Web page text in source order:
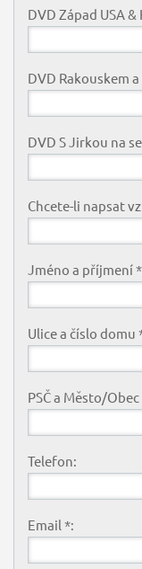
DVD Západ USA
DVD Rakouskem a
DVD S Jirkou na
Chcete-li napsat
Jméno a příjmení
Ulice a číslo domu
PSČ a Město/Obec
Telefon:
Email *: